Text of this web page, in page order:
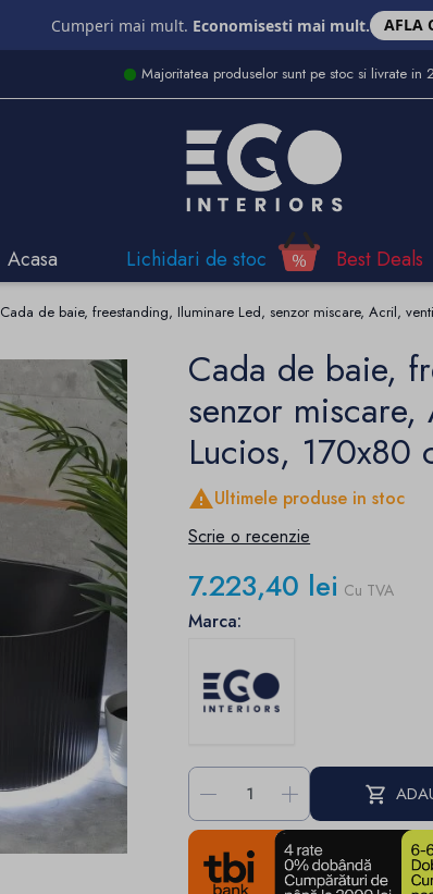
Cumperi mai mult. Economisesti mai mult. AFLA
Majoritatea produselor sunt pe stoc si livrate in
Acasa Lichidari de stoc Best Deals
Cada de baie, freestanding, Iluminare Led, senzor miscare, Acril,
Cada de baie,
senzor
Lucios, 170x80
Ultimele produse in stoc
Scrie o recenzie
7.223,40 lei Cu TVA
Marca:
- +